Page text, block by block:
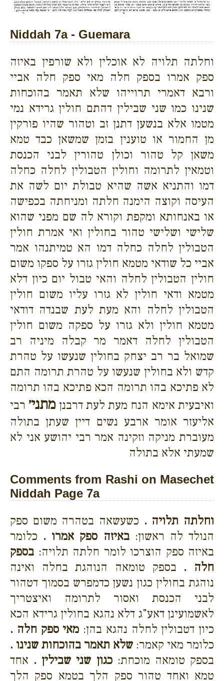
Niddah 7a - Guemara
וחלתה תלויה לא אוכלין ולא שורפין באיזה
ספק אמרו בספק חלה מאי ספק חלה אביי
ורבא דאמרי תרוייהו שלא תאמר בהוכחות
שנינו כמו שני שבילין דהתם חולין גרידא נמי
מטמו אלא בנשען דתנן זב וטהור שהיו פורקין
מן החמור או טוענין בזמן שמשאן כבד טמא
משאן קל טהור וכולן טהורין לבני הכנסת
וטמאין לתרומה וחולין הטבולין לחלה כחלה
דמו והתניא אשה שהיא טבולת יום לשה את
העיסה וקוצה הימנה חלתה ומניחתה בכפישה
או באנחותא ומקפת וקורא לה שם מפני שהוא
שלישי ושלישי טהור בחולין ואי אמרת חולין
הטבולין לחלה כחלה דמו הא טמיתנהו אמר
אביי כל שודאי מטמא חולין גזרו על ספקו משום
חולין הטבולין לחלה והאי טבול יום כיון דלא
מטמא ודאי חולין לא גזרו עליו משום חולין
הטבולין לחלה והא מעת לעת שבנדה דודאי
מטמא חולין ולא גזרו על ספקה משום חולין
הטבולין לחלה דאמר מר קבלה מיניה רב
שמואל בר רב יצחק בחולין שנעשו על טהרת
קדש ולא בחולין שנעשו על טהרת תרומה התם
לא פתיכא בהו תרומה הכא פתיכא בהו תרומה
ואיבעית אימא הנח מעת לעת דרבנןמתני׳ רבי
אליעזר אומר ארבע נשים דיין שעתן בתולה
מעוברת מניקה וזקינה אמר רבי יהושע אני לא
שמעתי אלא בתולה
Comments from Rashi on Masechet
Niddah Page 7a
וחלתה תלויה . כשעשאה בטהרה משום ספק
הנולד לה ראשון:באיזה ספק אמרו . כלומר
באיזה ספק הוצרכו לומר חלתה תלויה: בספק
חלה . בספק טומאה הנוהגת בחלה ואינה
נוהגת בחולין כגון נשען כדמפרש בסמוך דטהור
לבני הכנסת ואסור לתרומה ואיצטריך
לאשמועינן דאע"ג דלא נהגא בחולין גרידא הכא
כיון דטבולין לחלה נהגא בהן: מאי ספק חלה .
כלומר מאי קאמר: שלא תאמר בהוכחות שנינו .
בספק טומאה מוכחת:כגון שני שבילין . אחד
טמא ואחד טהור ספק הלך בטמא ספק הלך